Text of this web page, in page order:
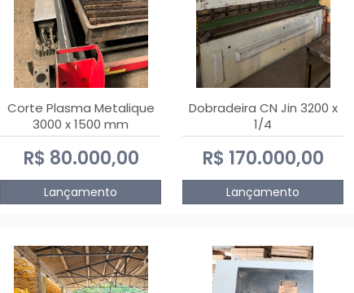
Corte Plasma Metalique
3000 x 1500 mm
Hypertherm Powermax 45
xp
R$ 80.000,00
Lançamento
Dobradeira CN Jin 3200 x
1/4
R$ 170.000,00
Lançamento